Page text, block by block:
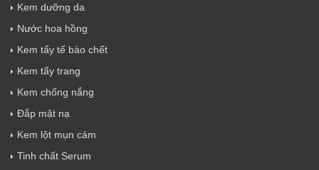
Kem dưỡng da
Nước hoa hồng
Kem tẩy tế bào chết
Kem tẩy trang
Kem chống nắng
Đắp mặt nạ
Kem lột mụn cám
Tinh chất Serum